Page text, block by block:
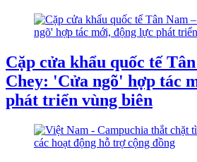
Cặp cửa khẩu quốc tế
Chey: 'Cửa ngõ' hợp tác
phát triển vùng biên